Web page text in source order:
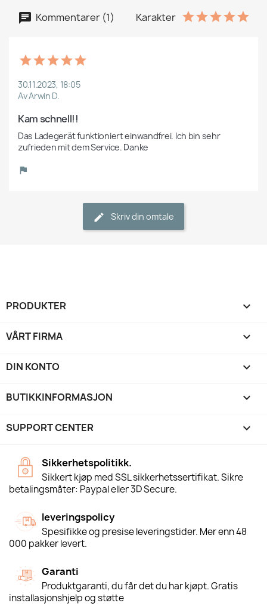
Kommentarer (1) Karakter
30.11.2023, 18:05
Av Arwin D.
Kam schnell!!
Das Ladegerät funktioniert einwandfrei. Ich bin sehr
zufrieden mit dem Service. Danke
Skriv din omtale
PRODUKTER 
VÅRT FIRMA 
DIN KONTO 
BUTIKKINFORMASJON keyboard_arrow_down
SUPPORT CENTER 
Sikkerhetspolitikk.
Sikkert kjøp med SSL sikkerhetssertifikat. Sikre
betalingsmåter: Paypal eller 3D Secure.
leveringspolicy
Spesifikke og presise leveringstider. Mer enn 48
000 pakker levert.
Garanti
Produktgaranti, du får det du har kjøpt. Gratis
installasjonshjelp og støtte